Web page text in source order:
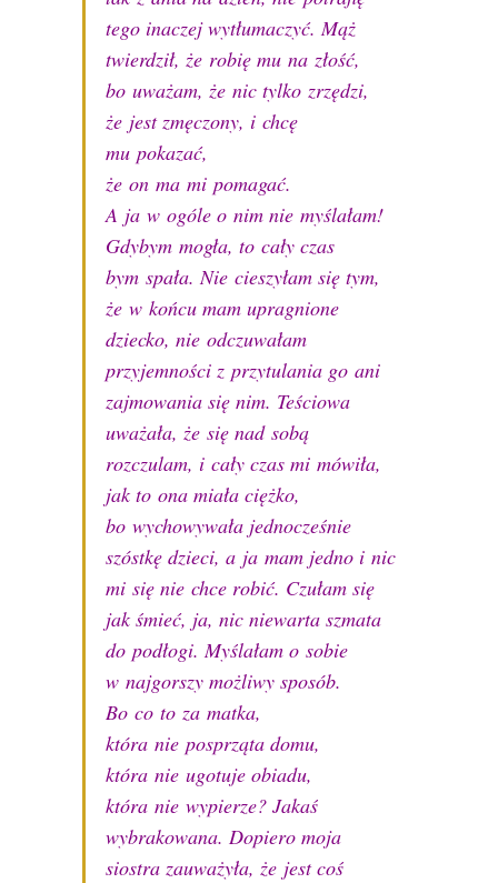
tego inaczej wytłumaczyć. Mąż
twierdził, że robię mu na złość,
bo uważam, że nic tylko zrzędzi,
że jest zmęczony, i chcę
mu pokazać,
że on ma mi pomagać.
A ja w ogóle o nim nie myślałam!
Gdybym mogła, to cały czas
bym spała. Nie cieszyłam się tym,
że w końcu mam upragnione
dziecko, nie odczuwałam
przyjemności z przytulania go ani
zajmowania się nim. Teściowa
uważała, że się nad sobą
rozczulam, i cały czas mi mówiła,
jak to ona miała ciężko,
bo wychowywała jednocześnie
szóstkę dzieci, a ja mam jedno i nic
mi się nie chce robić. Czułam się
jak śmieć, ja, nic niewarta szmata
do podłogi. Myślałam o sobie
w najgorszy możliwy sposób.
Bo co to za matka,
która nie posprząta domu,
która nie ugotuje obiadu,
która nie wypierze? Jakaś
wybrakowana. Dopiero moja
siostra zauważyła, że jest coś